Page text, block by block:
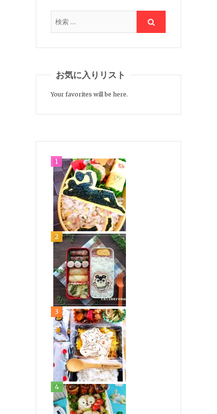
お気に入りリスト
Your favorites will be here.